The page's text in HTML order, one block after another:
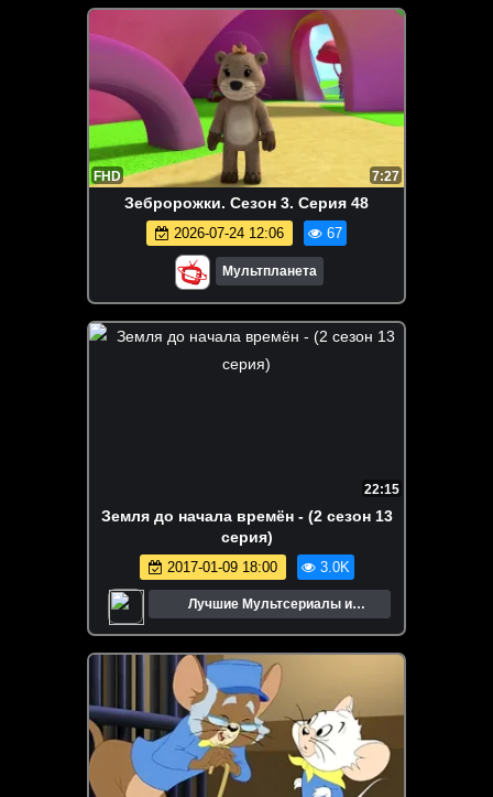
FHD 7:27
Зебророжки. Сезон 3. Серия 48
2026-07-24 12:06 67
Мультпланета
22:15
Земля до начала времён - (2 сезон 13
серия)
2017-01-09 18:00 3.0K
Лучшие Мультсериалы и